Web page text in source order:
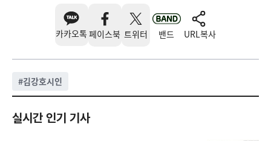
카카오톡 페이스북 트위터 밴드 URL복사
#김강호시인
실시간 인기 기사